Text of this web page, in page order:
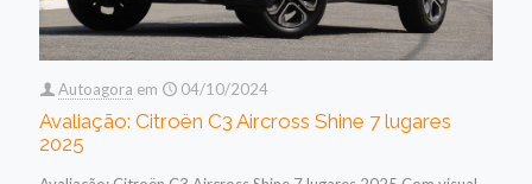
Autoagora em 04/10/2024
Avaliação: Citroën C3 Aircross Shine 7 lugares
2025